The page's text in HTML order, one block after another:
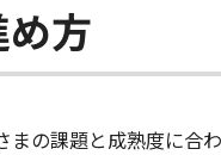
方
の課題と成熟度に合